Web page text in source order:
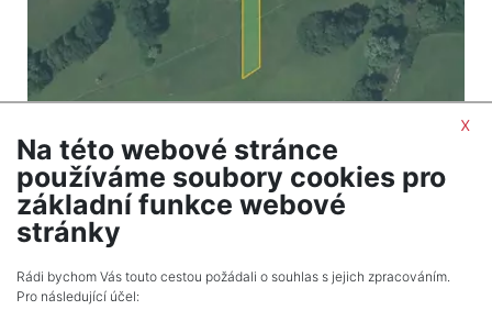
Pozemek na prodej / louka / 3571 m2
Nová Horka - Studénka
99 988 Kč (za nemovitost) Cena
Celkem2inzerátů.
x
Na této webové stránce
používáme soubory cookies pro
základní funkce webové
stránky
Rádi bychom Vás touto cestou požádali o souhlas s jejich zpracováním.
Pro následující účel: